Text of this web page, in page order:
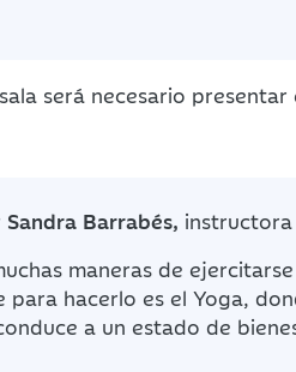
será necesario
Sandra Barrabés,
maneras de
para hacerlo es el Yoga,
a un estado de